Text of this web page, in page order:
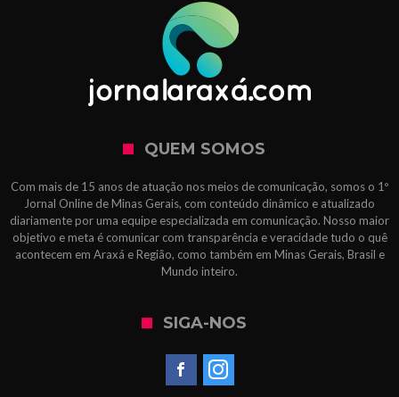
QUEM SOMOS
Com mais de 15 anos de atuação nos meios de comunicação, somos o 1º
Jornal Online de Minas Gerais, com conteúdo dinâmico e atualizado
diariamente por uma equipe especializada em comunicação. Nosso maior
objetivo e meta é comunicar com transparência e veracidade tudo o quê
acontecem em Araxá e Região, como também em Minas Gerais, Brasil e
Mundo inteiro.
SIGA-NOS